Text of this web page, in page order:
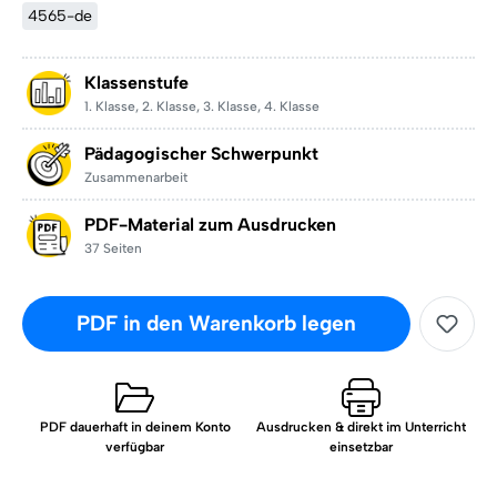
4565-de
Klassenstufe
1. Klasse, 2. Klasse, 3. Klasse, 4. Klasse
Pädagogischer Schwerpunkt
Zusammenarbeit
PDF-Material zum Ausdrucken
37 Seiten
PDF in den Warenkorb legen
PDF dauerhaft in deinem Konto
verfügbar
Ausdrucken & direkt im Unterricht
einsetzbar